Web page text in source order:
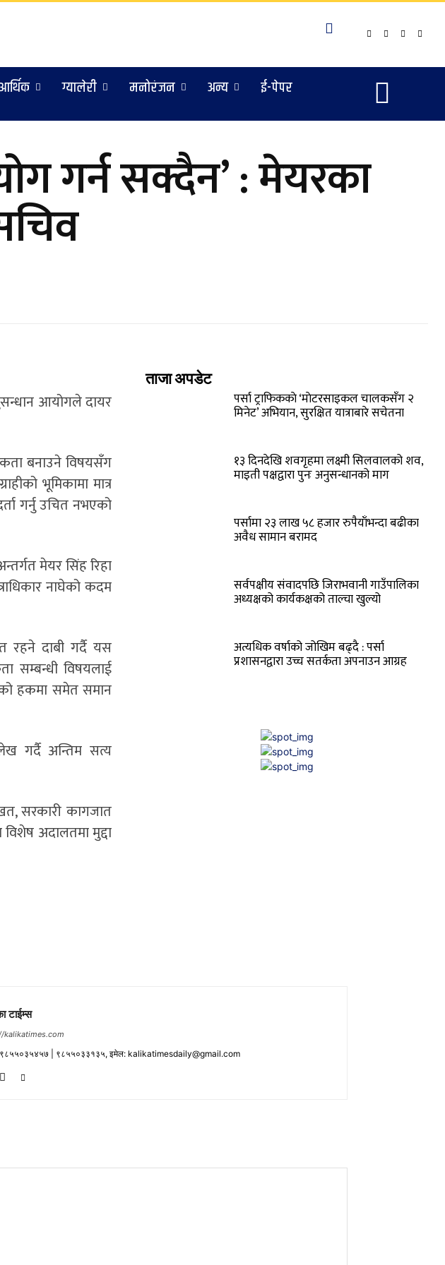
आर्थिक ग्यालेरी मनोरंजन अन्य ई-पेपर
गर्न सक्दैन’ : मेयरका
आयोगले दायर
बनाउने विषयसँग
भूमिकामा मात्र
गर्नु उचित नभएको
मेयर सिंह रिहा
नाघेको कदम
रहने दाबी गर्दै यस
सम्बन्धी विषयलाई
हकमा समेत समान
गर्दै अन्तिम सत्य
सरकारी कागजात
अदालतमा मुद्दा
ताजा अपडेट
पर्सा ट्राफिककाे ‘माेटरसाइकल चालकसँग २
मिनेट’ अभियान, सुरक्षित यात्राबारे सचेतना
१३ दिनदेखि शवगृहमा लक्ष्मी सिलवालको शव,
माइती पक्षद्वारा पुनः अनुसन्धानको माग
पर्सामा २३ लाख ५८ हजार रुपैयाँभन्दा बढीका
अवैध सामान बरामद
सर्वपक्षीय संवादपछि जिराभवानी गाउँपालिका
अध्यक्षको कार्यकक्षको ताल्चा खुल्यो
अत्यधिक वर्षाको जोखिम बढ्दै : पर्सा
प्रशासनद्वारा उच्च सतर्कता अपनाउन आग्रह
टाईम्स
kalikatimes.com
९८५५०३५४५७ | ९८५५०३३१३५, इमेल: kalikatimesdaily@gmail.com